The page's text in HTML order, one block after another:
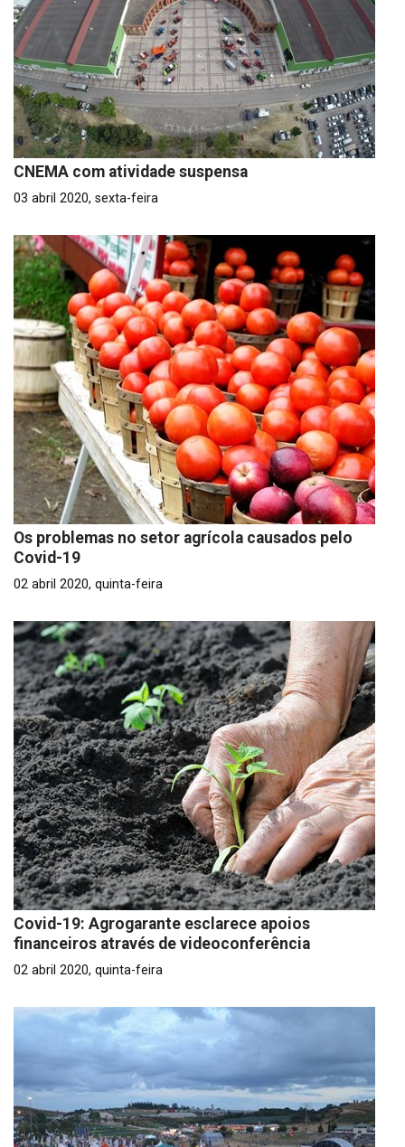
CNEMA com atividade suspensa
03 abril 2020, sexta-feira
Os problemas no setor agrícola causados pelo
Covid-19
02 abril 2020, quinta-feira
Covid-19: Agrogarante esclarece apoios
financeiros através de videoconferência
02 abril 2020, quinta-feira